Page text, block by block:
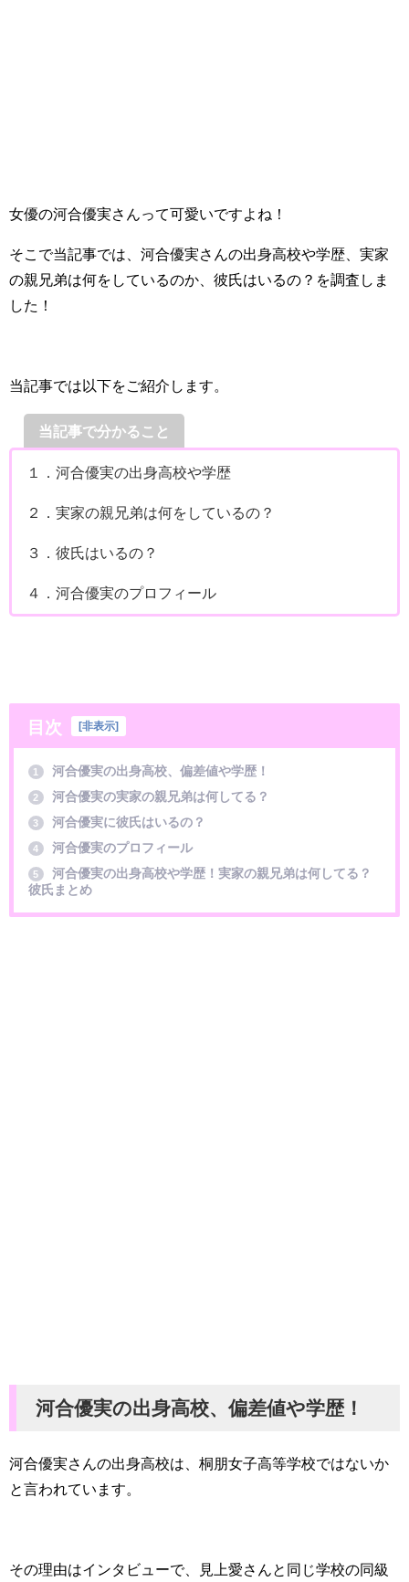
女優の河合優実さんって可愛いですよね！
そこで当記事では、河合優実さんの出身高校や学歴、実家
の親兄弟は何をしているのか、彼氏はいるの？を調査しま
した！
当記事では以下をご紹介します。
当記事で分かること
１．河合優実の出身高校や学歴
２．実家の親兄弟は何をしているの？
３．彼氏はいるの？
４．河合優実のプロフィール
目次 [非表示]
1 河合優実の出身高校、偏差値や学歴！
2 河合優実の実家の親兄弟は何してる？
3 河合優実に彼氏はいるの？
4 河合優実のプロフィール
5
河合優実の出身高校や学歴！実家の親兄弟は何してる？
彼氏まとめ
河合優実の出身高校、偏差値や学歴！
河合優実さんの出身高校は、桐朋女子高等学校ではないか
と言われています。
その理由はインタビューで、見上愛さんと同じ学校の同級